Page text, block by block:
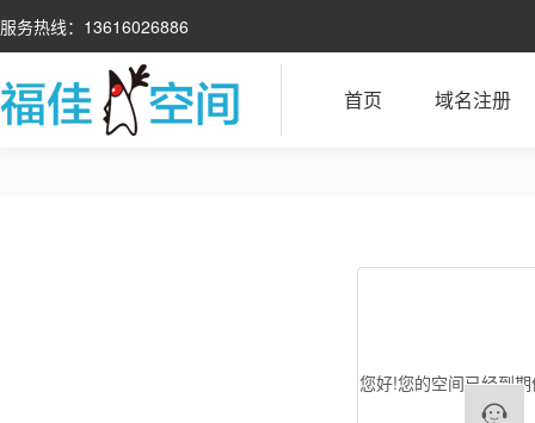
服务热线：13616026886
首页 域名注册
您好!您的空间已经到